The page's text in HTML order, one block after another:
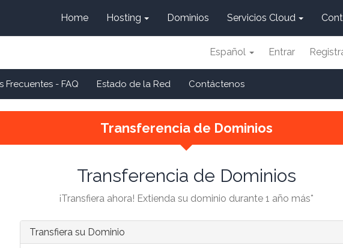
Home Hosting Dominios Servicios Cloud
Español Entrar
Frecuentes - FAQ Estado de la Red Contáctenos
Transferencia de Dominios
Transferencia de Dominios
¡Transfiera ahora! Extienda su dominio durante 1 año más*
Transfiera su Dominio